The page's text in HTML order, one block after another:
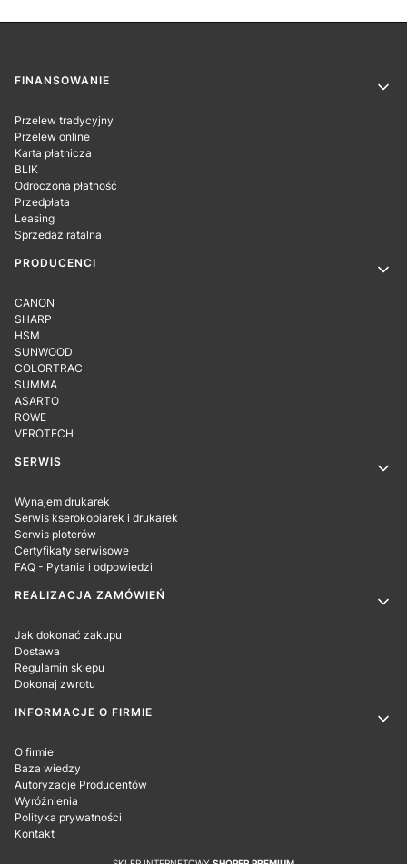
Linki w stopce
FINANSOWANIE
Przelew tradycyjny
Przelew online
Karta płatnicza
BLIK
Odroczona płatność
Przedpłata
Leasing
Sprzedaż ratalna
PRODUCENCI
CANON
SHARP
HSM
SUNWOOD
COLORTRAC
SUMMA
ASARTO
ROWE
VEROTECH
SERWIS
Wynajem drukarek
Serwis kserokopiarek i drukarek
Serwis ploterów
Certyfikaty serwisowe
FAQ - Pytania i odpowiedzi
REALIZACJA ZAMÓWIEŃ
Jak dokonać zakupu
Dostawa
Regulamin sklepu
Dokonaj zwrotu
INFORMACJE O FIRMIE
O firmie
Baza wiedzy
Autoryzacje Producentów
Wyróżnienia
Polityka prywatności
Kontakt